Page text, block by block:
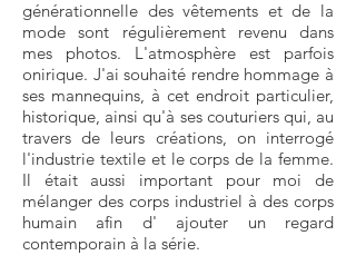
générationnelle des vêtements et de la
mode sont régulièrement revenu dans
mes photos. L'atmosphère est parfois
onirique. J'ai souhaité rendre hommage à
ses mannequins, à cet endroit particulier,
historique, ainsi qu'à ses couturiers qui, au
travers de leurs créations, on interrogé
l'industrie textile et le corps de la femme.
Il était aussi important pour moi de
mélanger des corps industriel à des corps
humain afin d' ajouter un regard
contemporain à la série.